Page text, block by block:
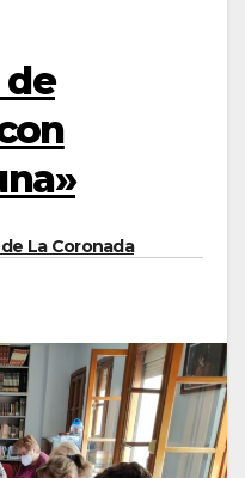
de
La Coronada